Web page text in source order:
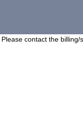
Please contact the